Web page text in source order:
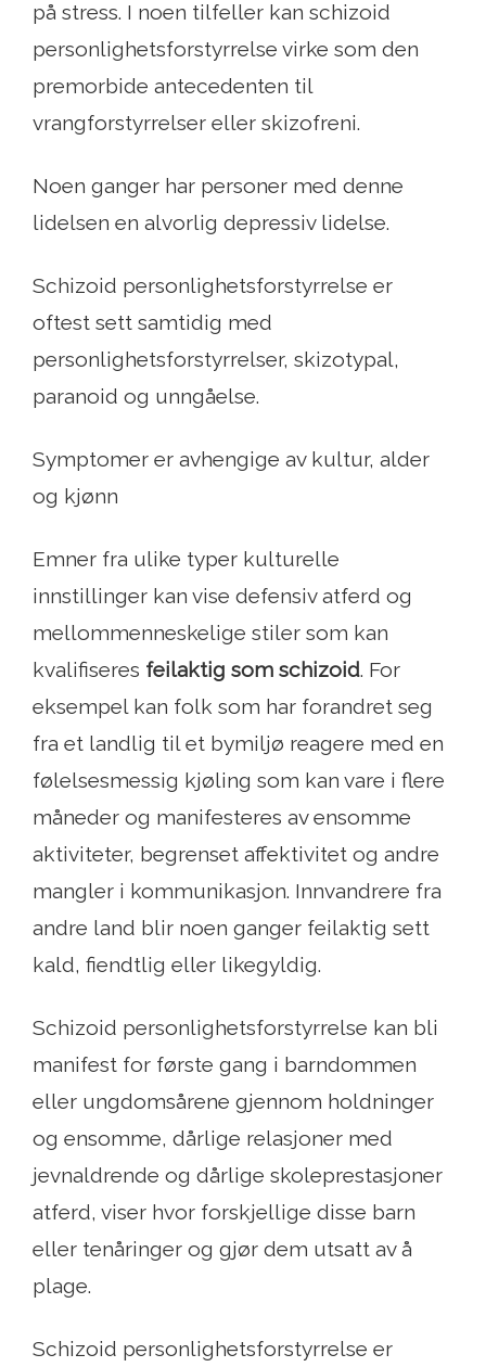
på stress. I noen tilfeller kan schizoid
personlighetsforstyrrelse virke som den
premorbide antecedenten til
vrangforstyrrelser eller skizofreni.
Noen ganger har personer med denne
lidelsen en alvorlig depressiv lidelse.
Schizoid personlighetsforstyrrelse er
oftest sett samtidig med
personlighetsforstyrrelser, skizotypal,
paranoid og unngåelse.
Symptomer er avhengige av kultur, alder
og kjønn
Emner fra ulike typer kulturelle
innstillinger kan vise defensiv atferd og
mellommenneskelige stiler som kan
kvalifiseres feilaktig som schizoid. For
eksempel kan folk som har forandret seg
fra et landlig til et bymiljø reagere med en
følelsesmessig kjøling som kan vare i flere
måneder og manifesteres av ensomme
aktiviteter, begrenset affektivitet og andre
mangler i kommunikasjon. Innvandrere fra
andre land blir noen ganger feilaktig sett
kald, fiendtlig eller likegyldig.
Schizoid personlighetsforstyrrelse kan bli
manifest for første gang i barndommen
eller ungdomsårene gjennom holdninger
og ensomme, dårlige relasjoner med
jevnaldrende og dårlige skoleprestasjoner
atferd, viser hvor forskjellige disse barn
eller tenåringer og gjør dem utsatt av å
plage.
Schizoid personlighetsforstyrrelse er